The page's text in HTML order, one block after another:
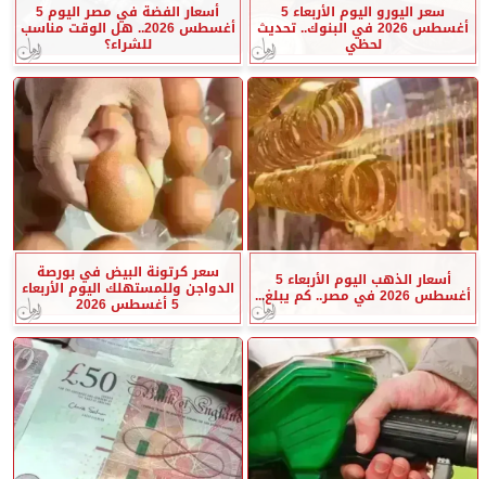
سعر اليورو اليوم الأربعاء 5
أغسطس 2026 في البنوك.. تحديث
لحظي
أسعار الفضة في مصر اليوم 5
أغسطس 2026.. هل الوقت مناسب
للشراء؟
أسعار الذهب اليوم الأربعاء 5
أغسطس 2026 في مصر.. كم يبلغ...
سعر كرتونة البيض في بورصة
الدواجن وللمستهلك اليوم الأربعاء
5 أغسطس 2026